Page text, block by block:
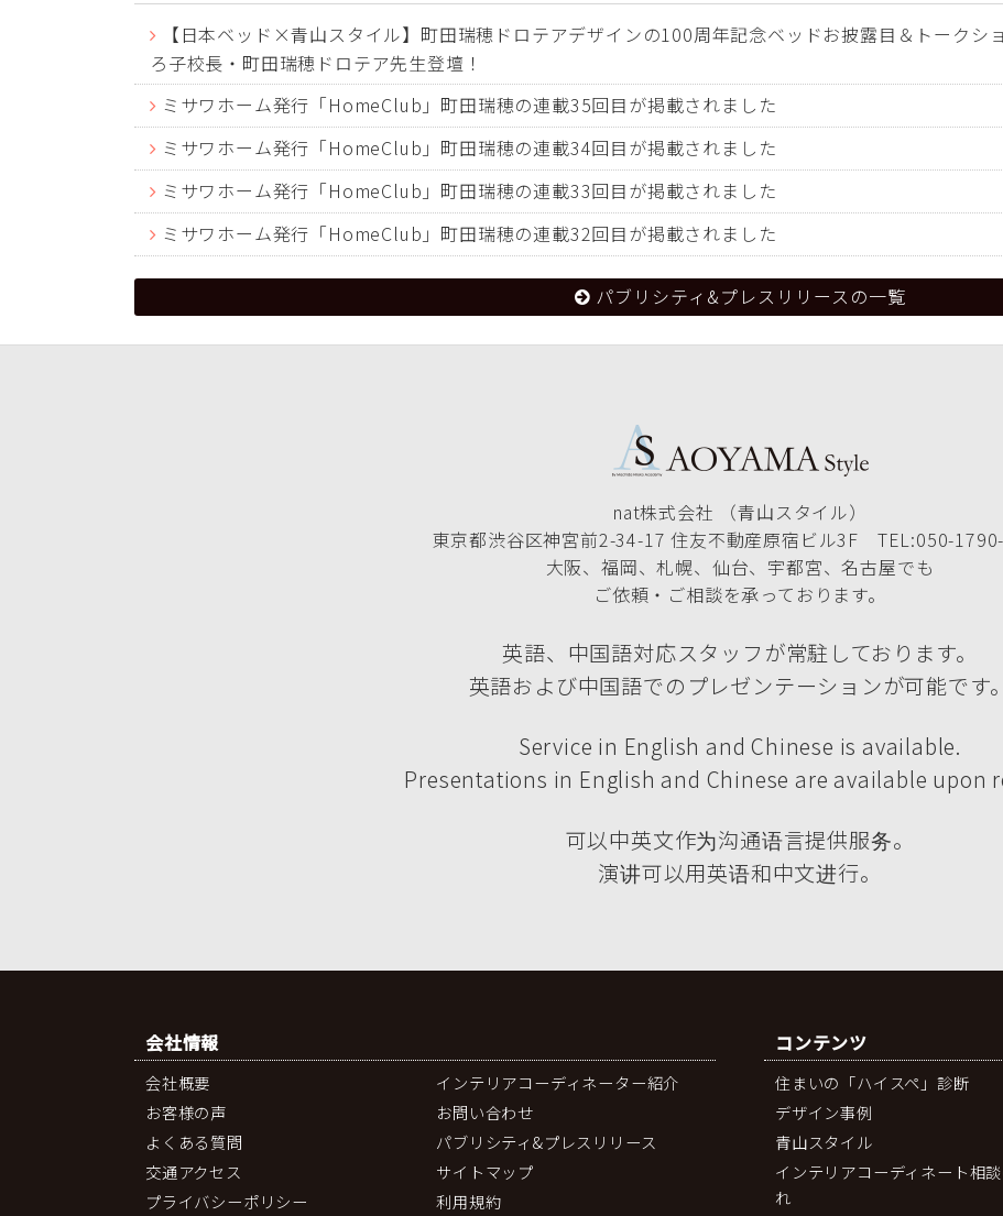
【日本ベッド×青山スタイル】町田瑞穂ドロテアデザインの100周年記念ベッドお披露目＆トーク
ろ子校長・町田瑞穂ドロテア先生登壇！
ミサワホーム発行「HomeClub」町田瑞穂の連載35回目が掲載されました
ミサワホーム発行「HomeClub」町田瑞穂の連載34回目が掲載されました
ミサワホーム発行「HomeClub」町田瑞穂の連載33回目が掲載されました
ミサワホーム発行「HomeClub」町田瑞穂の連載32回目が掲載されました
パブリシティ&プレスリリースの一覧
nat株式会社 （青山スタイル）
東京都渋谷区神宮前2-34-17 住友不動産原宿ビル3F TEL:050-
大阪、福岡、札幌、仙台、宇都宮、名古屋でも
ご依頼・ご相談を承っております。
英語、中国語対応スタッフが常駐しております。
英語および中国語でのプレゼンテーションが可能です。
Service in English and Chinese is available.
Presentations in English and Chinese are available upon
可以中英文作为沟通语言提供服务。
演讲可以用英语和中文进行。
会社情報
会社概要
インテリアコーディネーター紹介
お客様の声
お問い合わせ
よくある質問
パブリシティ&プレスリリース
交通アクセス
サイトマップ
プライバシーポリシー
利用規約
コンテンツ
住まいの「ハイスペ」診断
デザイン事例
青山スタイル
インテリアコーディネート相
れ